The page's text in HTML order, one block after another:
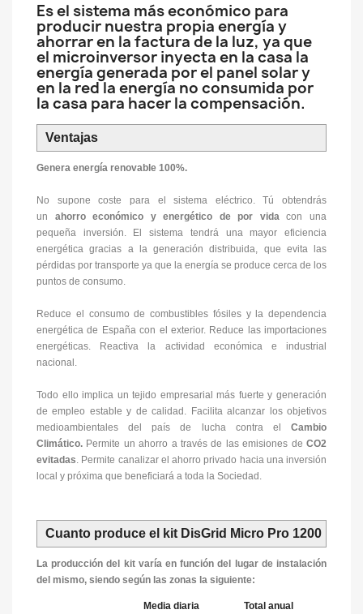
Es el sistema más económico para
producir nuestra propia energía y
ahorrar en la factura de la luz, ya que
el microinversor inyecta en la casa la
energía generada por el panel solar y
en la red la energía no consumida por
la casa para hacer la compensación.
Ventajas
Genera energía renovable 100%.
No supone coste para el sistema eléctrico. Tú obtendrás
un ahorro económico y energético de por vidacon una
pequeña inversión. El sistema tendrá una mayor eficiencia
energética gracias a la generación distribuida, que evita las
pérdidas por transporte ya que la energía se produce cerca de los
puntos de consumo.
Reduce el consumo de combustibles fósiles y la dependencia
energética de España con el exterior. Reduce las importaciones
energéticas. Reactiva la actividad económica e industrial
nacional.
Todo ello implica un tejido empresarial más fuerte y generación
de empleo estable y de calidad. Facilita alcanzar los objetivos
medioambientales del país de lucha contra el Cambio
Climático. Permite un ahorro a través de las emisiones de CO2
evitadas. Permite canalizar el ahorro privado hacia una inversión
local y próxima que beneficiará a toda la Sociedad.
Cuanto produce el kit DisGrid Micro Pro 1200
La producción del kit varía en función del lugar de instalación
del mismo, siendo según las zonas la siguiente:
Media diaria
Total anual